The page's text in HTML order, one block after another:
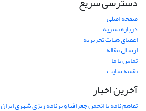
صفحه اصلی
درباره نشریه
اعضای هیات تحریریه
ارسال مقاله
تماس با ما
نقشه سایت
آخرین اخبار
تفاهم نامه با انجمن جغرافیا و برنامه ریزی شهری ایران